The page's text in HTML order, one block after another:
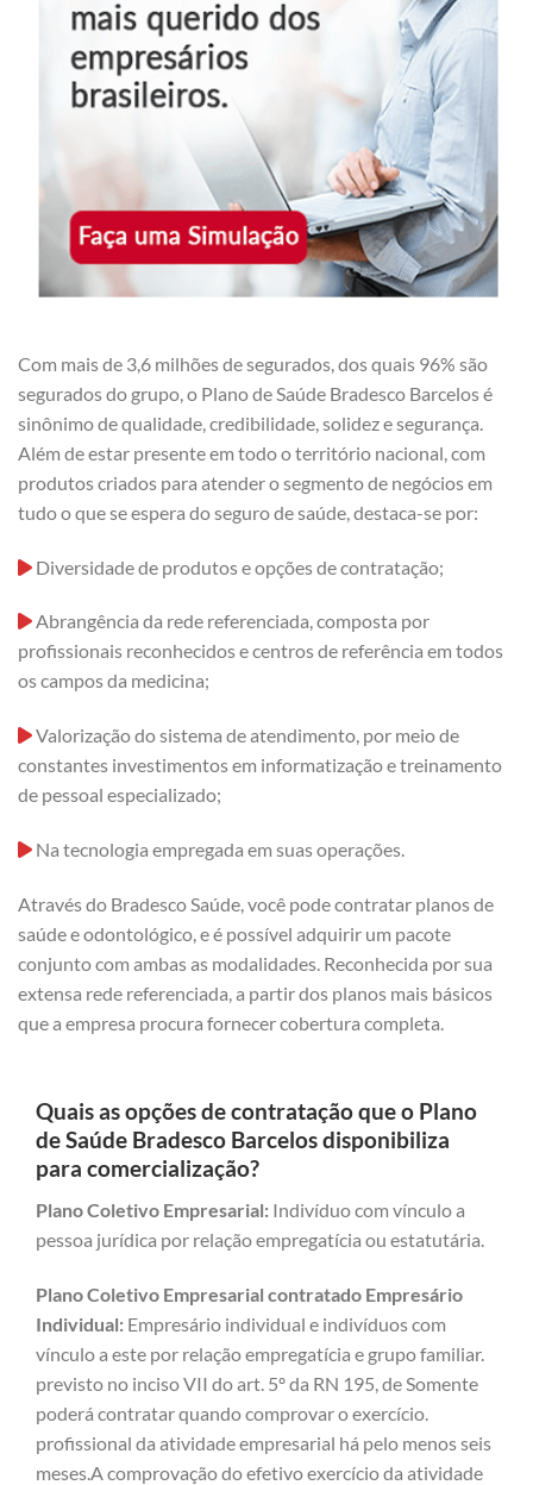
Com mais de 3,6 milhões de segurados, dos quais 96% são
segurados do grupo, o Plano de Saúde Bradesco Barcelos é
sinônimo de qualidade, credibilidade, solidez e segurança.
Além de estar presente em todo o território nacional, com
produtos criados para atender o segmento de negócios em
tudo o que se espera do seguro de saúde, destaca-se por:
Diversidade de produtos e opções de contratação;
Abrangência da rede referenciada, composta por
profissionais reconhecidos e centros de referência em todos
os campos da medicina;
Valorização do sistema de atendimento, por meio de
constantes investimentos em informatização e treinamento
de pessoal especializado;
Na tecnologia empregada em suas operações.
Através do Bradesco Saúde, você pode contratar planos de
saúde e odontológico, e é possível adquirir um pacote
conjunto com ambas as modalidades. Reconhecida por sua
extensa rede referenciada, a partir dos planos mais básicos
que a empresa procura fornecer cobertura completa.
Quais as opções de contratação que o Plano
de Saúde Bradesco Barcelos disponibiliza
para comercialização?
Plano Coletivo Empresarial: Indivíduo com vínculo a
pessoa jurídica por relação empregatícia ou estatutária.
Plano Coletivo Empresarial contratado Empresário
Individual: Empresário individual e indivíduos com
vínculo a este por relação empregatícia e grupo familiar.
previsto no inciso VII do art. 5º da RN 195, de Somente
poderá contratar quando comprovar o exercício.
profissional da atividade empresarial há pelo menos seis
meses.A comprovação do efetivo exercício da atividade